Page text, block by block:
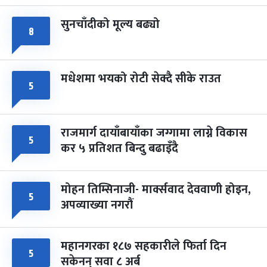
८ सुनचाँदीको मूल्य बढ्यो
५ मधेशमा भयको रोटी सेक्दै सीके राउत
५ राजमार्ग दायाँबायाँका जग्गामा लाग्ने विकास
कर ५ प्रतिशत बिन्दु बढाइँदै
५ मोहन तिम्सिनाजी- मार्क्सवाद देववाणी होइन,
अपव्याख्या नगरौं
५ महानगरका १८७ सहकारीले फिर्ता दिन
सकेनन् सवा ८ अर्ब